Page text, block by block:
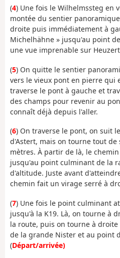
(4) Une fois le Wilhelmssteg en
montée du sentier
droite puis immédiatement à
Michelhähne » jusqu'au point
une vue imprenable sur
(5) On quitte le sentier
vers le vieux pont en pierre qui
traverse le pont à gauche et
des champs pour revenir au
connaît déjà depuis l'aller.
(6) On traverse le pont, on suit
d'Astert, mais on tourne tout de
mètres. À partir de là, le
jusqu'au point culminant de la
d'altitude. Juste avant
chemin fait un virage serré à
(7) Une fois le point culminant
jusqu'à la K19. Là, on tourne à
la route, puis on tourne à
de la grande Nister et au point
(Départ/arrivée)